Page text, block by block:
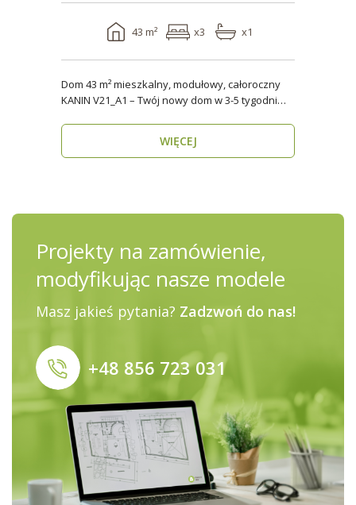
43 m² x3 x1
Dom 43 m² mieszkalny, modułowy, całoroczny
KANIN V21_A1 – Twój nowy dom w 3-5 tygodni
WIĘCEJ
Projekty na zamówienie,
modyfikując nasze modele
Masz jakieś pytania? Zadzwoń do nas!
+48 856 723 031